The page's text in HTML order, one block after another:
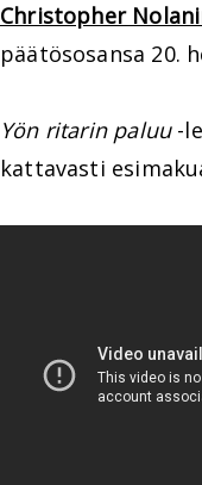
Christopher
päätösosansa 20.
Yön ritarin paluu-
kattavasti